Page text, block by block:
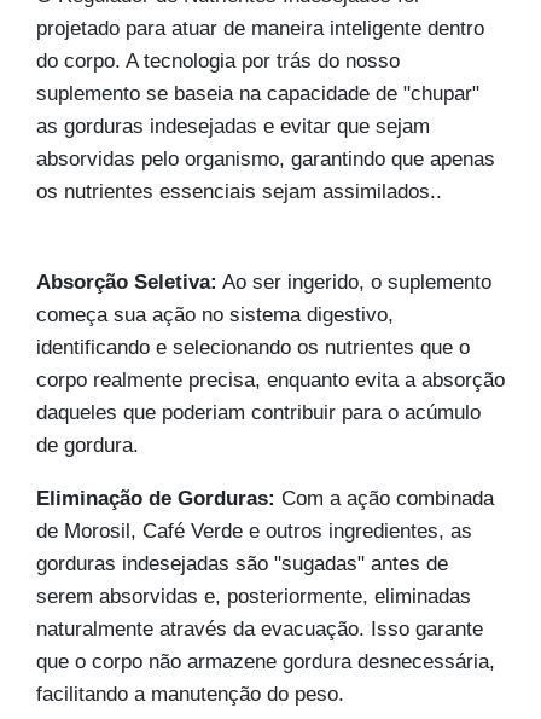
projetado para atuar de maneira inteligente dentro
do corpo. A tecnologia por trás do nosso
suplemento se baseia na capacidade de "chupar"
as gorduras indesejadas e evitar que sejam
absorvidas pelo organismo, garantindo que apenas
os nutrientes essenciais sejam assimilados..
Absorção Seletiva: Ao ser ingerido, o suplemento
começa sua ação no sistema digestivo,
identificando e selecionando os nutrientes que o
corpo realmente precisa, enquanto evita a absorção
daqueles que poderiam contribuir para o acúmulo
de gordura.
Eliminação de Gorduras: Com a ação combinada
de Morosil, Café Verde e outros ingredientes, as
gorduras indesejadas são "sugadas" antes de
serem absorvidas e, posteriormente, eliminadas
naturalmente através da evacuação. Isso garante
que o corpo não armazene gordura desnecessária,
facilitando a manutenção do peso.